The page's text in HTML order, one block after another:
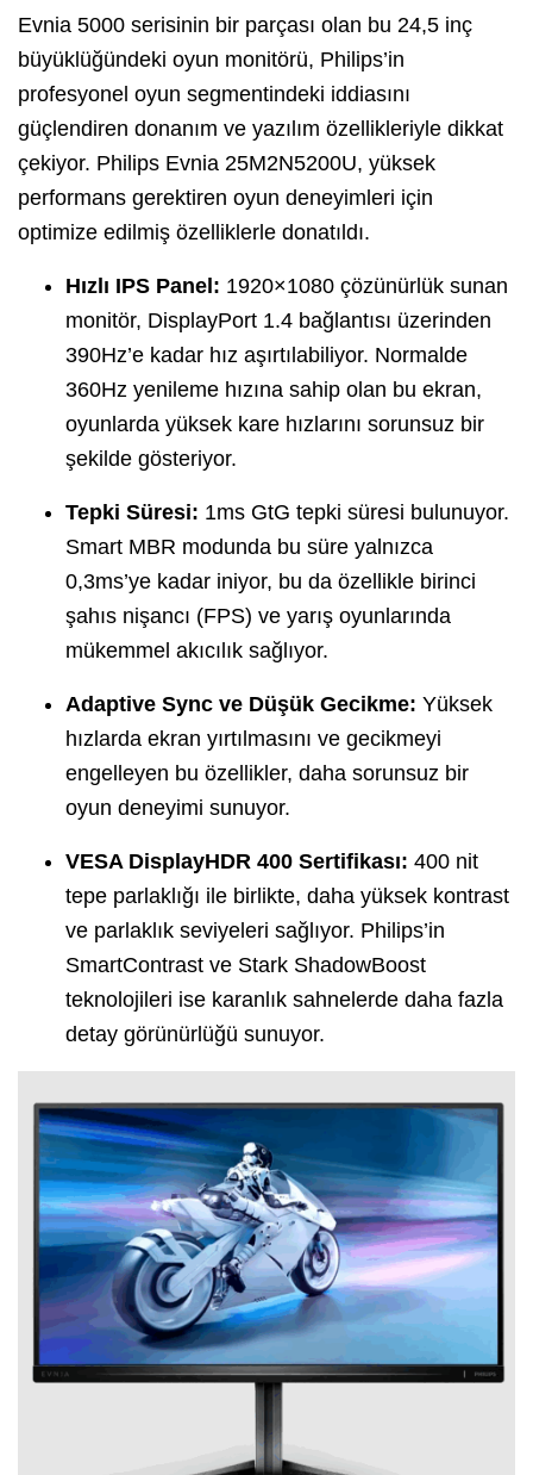
Evnia 5000 serisinin bir parçası olan bu 24,5 inç
büyüklüğündeki oyun monitörü, Philips’in
profesyonel oyun segmentindeki iddiasını
güçlendiren donanım ve yazılım özellikleriyle dikkat
çekiyor. Philips Evnia 25M2N5200U, yüksek
performans gerektiren oyun deneyimleri için
optimize edilmiş özelliklerle donatıldı.
Hızlı IPS Panel: 1920×1080 çözünürlük sunan
monitör, DisplayPort 1.4 bağlantısı üzerinden
390Hz’e kadar hız aşırtılabiliyor. Normalde
360Hz yenileme hızına sahip olan bu ekran,
oyunlarda yüksek kare hızlarını sorunsuz bir
şekilde gösteriyor.
Tepki Süresi: 1ms GtG tepki süresi bulunuyor.
Smart MBR modunda bu süre yalnızca
0,3ms’ye kadar iniyor, bu da özellikle birinci
şahıs nişancı (FPS) ve yarış oyunlarında
mükemmel akıcılık sağlıyor.
Adaptive Sync ve Düşük Gecikme: Yüksek
hızlarda ekran yırtılmasını ve gecikmeyi
engelleyen bu özellikler, daha sorunsuz bir
oyun deneyimi sunuyor.
VESA DisplayHDR 400 Sertifikası: 400 nit
tepe parlaklığı ile birlikte, daha yüksek kontrast
ve parlaklık seviyeleri sağlıyor. Philips’in
SmartContrast ve Stark ShadowBoost
teknolojileri ise karanlık sahnelerde daha fazla
detay görünürlüğü sunuyor.